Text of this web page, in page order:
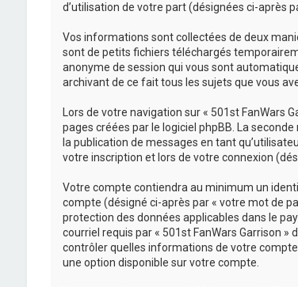
d’utilisation de votre part (désignées ci-après
Vos informations sont collectées de deux
sont de petits fichiers téléchargés
anonyme de session qui vous sont
archivant de ce fait tous les sujets que vous
Lors de votre navigation sur « 501st
pages créées par le logiciel phpBB. La
la publication de messages en tant
votre inscription et lors de votre connexion
Votre compte contiendra au minimum un
compte (désigné ci-après par « votre mot de
protection des données applicables dans le
courriel requis par « 501st FanWars Garrison
contrôler quelles informations de votre
une option disponible sur votre compte.